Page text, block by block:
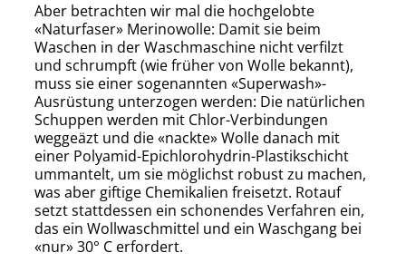
Aber betrachten wir mal die hochgelobte
«Naturfaser» Merinowolle: Damit sie beim
Waschen in der Waschmaschine nicht verfilzt
und schrumpft (wie früher von Wolle bekannt),
muss sie einer sogenannten «Superwash»-
Ausrüstung unterzogen werden: Die natürlichen
Schuppen werden mit Chlor-Verbindungen
weggeäzt und die «nackte» Wolle danach mit
einer Polyamid-Epichloro­hydrin-Plastikschicht
ummantelt, um sie möglichst robust zu machen,
was aber giftige Chemikalien freisetzt. Rotauf
setzt stattdessen ein schonendes Verfahren ein,
das ein Wollwaschmittel und ein Waschgang bei
«nur» 30° C erfordert.